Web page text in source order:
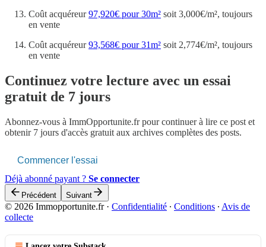
Coût acquéreur97,920€ pour 30m² soit 3,000€/m², toujours
en vente
Coût acquéreur93,568€ pour 31m² soit 2,774€/m², toujours
en vente
Continuez votre lecture avec un essai
gratuit de 7 jours
Abonnez-vous à ImmOpportunite.frpour continuer à lire ce post et
obtenir 7 jours d'accès gratuit aux archives complètes des posts.
Commencer l'essai
Déjà abonné payant ? Se connecter
Précédent Suivant
© 2026 Immopportunite.fr· Confidentialité ∙ Conditions ∙ Avis de
collecte